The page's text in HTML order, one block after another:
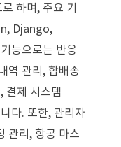
하며, 주요 기
Django,
능으로는 반응
역 관리, 합배송
결제 시스템
다. 또한, 관리자
관리, 항공 마스